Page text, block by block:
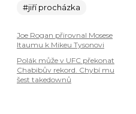
#jiří procházka
Joe Rogan přirovnal Mosese
Itaumu k Mikeu Tysonovi
Polák může v UFC překonat
Chabibův rekord. Chybí mu
šest takedownů